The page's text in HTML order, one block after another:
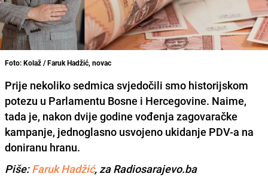
Foto: Kolaž / Faruk Hadžić, novac
Prije nekoliko sedmica svjedočili smo historijskom
potezu u Parlamentu Bosne i Hercegovine. Naime,
tada je, nakon dvije godine vođenja zagovaračke
kampanje, jednoglasno usvojeno ukidanje PDV-a na
doniranu hranu.
Piše:Faruk Hadžić, za Radiosarajevo.ba